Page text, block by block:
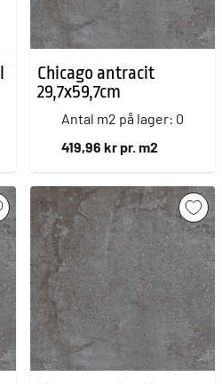
Chicago antracit
29,7x59,7cm
Antal m2 på lager: 0
419,96 kr pr. m2